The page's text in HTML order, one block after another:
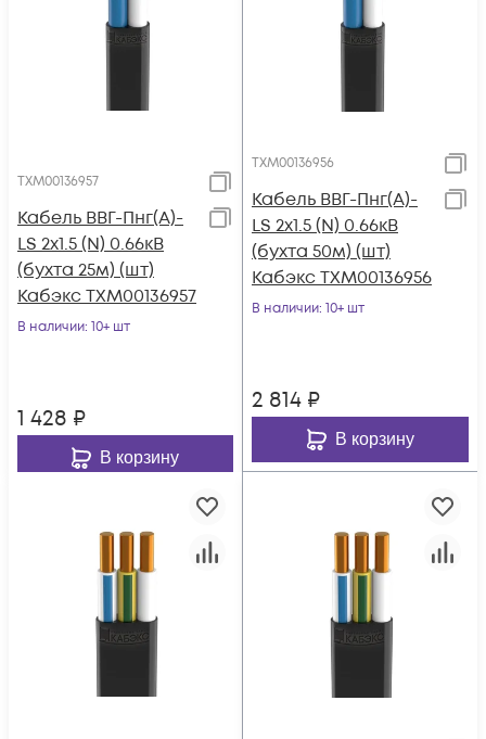
ТХМ00136957
Кабель ВВГ-Пнг(А)-
LS 2х1.5 (N) 0.66кВ
(бухта 25м) (шт)
Кабэкс ТХМ00136957
В наличии: 10+ шт
1 428 ₽
В корзину
ТХМ00136956
Кабель ВВГ-Пнг(А)-
LS 2х1.5 (N) 0.66кВ
(бухта 50м) (шт)
Кабэкс ТХМ00136956
В наличии: 10+ шт
2 814 ₽
В корзину